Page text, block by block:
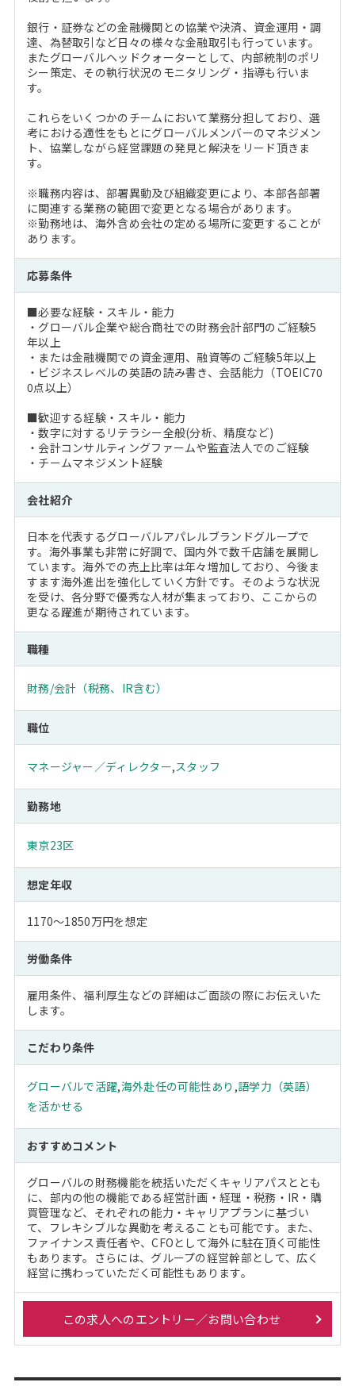
銀行・証券などの金融機関との協業や決済、資金運用・調
達、為替取引など日々の様々な金融取引も行っています。
またグローバルヘッドクォーターとして、内部統制のポリ
シー策定、その執行状況のモニタリング・指導も行いま
す。
これらをいくつかのチームにおいて業務分担しており、選
考における適性をもとにグローバルメンバーのマネジメン
ト、協業しながら経営課題の発見と解決をリード頂きま
す。
※職務内容は、部署異動及び組織変更により、本部各部署
に関連する業務の範囲で変更となる場合があります。
※勤務地は、海外含め会社の定める場所に変更することが
あります。
応募条件
■必要な経験・スキル・能力
・グローバル企業や総合商社での財務会計部門のご経験5
年以上
・または金融機関での資金運用、融資等のご経験5年以上
・ビジネスレベルの英語の読み書き、会話能力（TOEIC70
0点以上）
■歓迎する経験・スキル・能力
・数字に対するリテラシー全般(分析、精度など)
・会計コンサルティングファームや監査法人でのご経験
・チームマネジメント経験
会社紹介
日本を代表するグローバルアパレルブランドグループで
す。海外事業も非常に好調で、国内外で数千店舗を展開し
ています。海外での売上比率は年々増加しており、今後ま
すます海外進出を強化していく方針です。そのような状況
を受け、各分野で優秀な人材が集まっており、ここからの
更なる躍進が期待されています。
職種
財務/会計（税務、IR含む）
職位
マネージャー／ディレクター,スタッフ
勤務地
東京23区
想定年収
1170～1850万円を想定
労働条件
雇用条件、福利厚生などの詳細はご面談の際にお伝えいた
します。
こだわり条件
グローバルで活躍,海外赴任の可能性あり ,語学力（英語）
を活かせる
おすすめコメント
グローバルの財務機能を統括いただくキャリアパスととも
に、部内の他の機能である経営計画・経理・税務・IR・購
買管理など、それぞれの能力・キャリアプランに基づい
て、フレキシブルな異動を考えることも可能です。また、
ファイナンス責任者や、CFOとして海外に駐在頂く可能性
もあります。さらには、グループの経営幹部として、広く
経営に携わっていただく可能性もあります。
この求人へのエントリー／お問い合わせ